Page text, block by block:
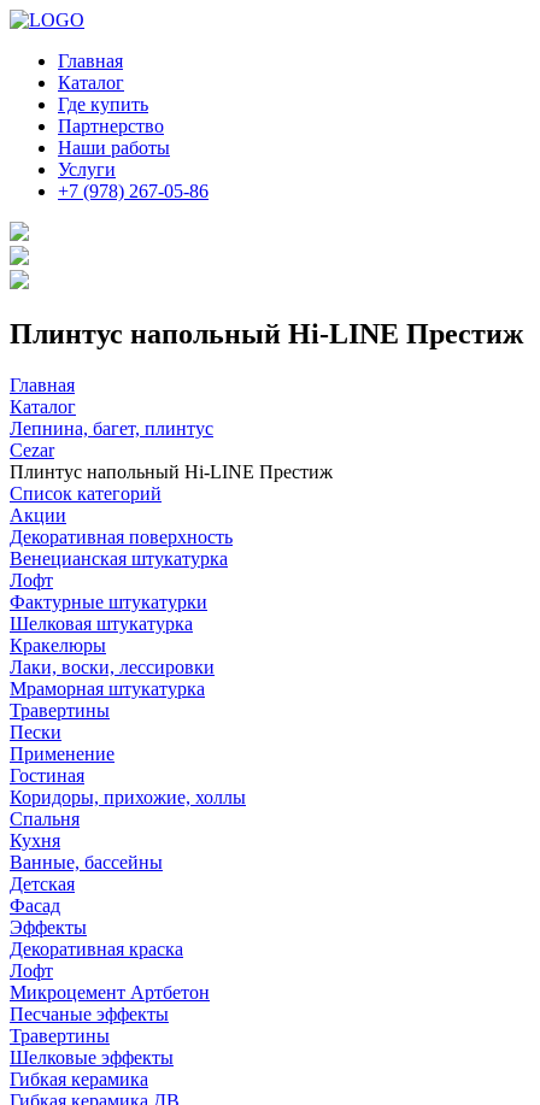
Главная
Каталог
Где купить
Партнерство
Наши работы
Услуги
+7 (978) 267-05-86
Плинтус напольный Hi-LINE Престиж
Главная
Каталог
Лепнина, багет, плинтус
Cezar
Плинтус напольный Hi-LINE Престиж
Список категорий
Акции
Декоративная поверхность
Венецианская штукатурка
Лофт
Фактурные штукатурки
Шелковая штукатурка
Кракелюры
Лаки, воски, лессировки
Мраморная штукатурка
Травертины
Пески
Применение
Гостиная
Коридоры, прихожие, холлы
Спальня
Кухня
Ванные, бассейны
Детская
Фасад
Эффекты
Декоративная краска
Лофт
Микроцемент Артбетон
Песчаные эффекты
Травертины
Шелковые эффекты
Гибкая керамика
Гибкая керамика ДВ